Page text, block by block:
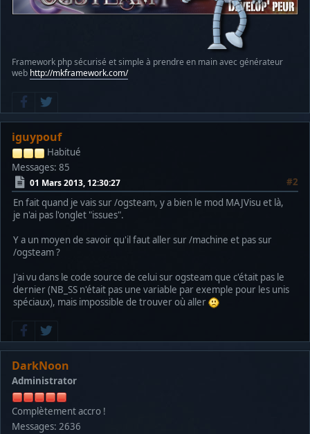
Framework php sécurisé et simple à prendre en main avec générateur
web http://mkframework.com/
iguypouf
Habitué
Messages: 85
01 Mars 2013, 12:30:27
#2
En fait quand je vais sur /ogsteam, y a bien le mod MAJVisu et là,
je n'ai pas l'onglet "issues".
Y a un moyen de savoir qu'il faut aller sur /machine et pas sur
/ogsteam ?
J'ai vu dans le code source de celui sur ogsteam que c'était pas le
dernier (NB_SS n'était pas une variable par exemple pour les unis
spéciaux), mais impossible de trouver où aller
DarkNoon
Administrator
Complètement accro !
Messages: 2636